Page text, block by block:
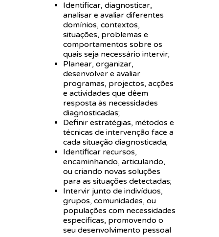
Identificar, diagnosticar,
analisar e avaliar diferentes
domínios, contextos,
situações, problemas e
comportamentos sobre os
quais seja necessário intervir;
Planear, organizar,
desenvolver e avaliar
programas, projectos, acções
e actividades que dêem
resposta às necessidades
diagnosticadas;
Definir estratégias, métodos e
técnicas de intervenção face a
cada situação diagnosticada;
Identificar recursos,
encaminhando, articulando,
ou criando novas soluções
para as situações detectadas;
Intervir junto de indivíduos,
grupos, comunidades, ou
populações com necessidades
específicas, promovendo o
seu desenvolvimento pessoal